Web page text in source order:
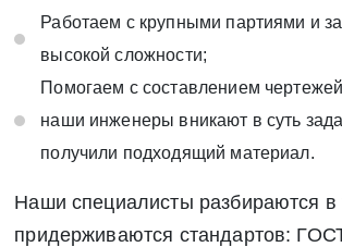
Работаем с крупными партиями и
высокой сложности;
Помогаем с составлением
наши инженеры вникают в суть
получили подходящий материал.
Наши специалисты разбираются в
придерживаются стандартов: